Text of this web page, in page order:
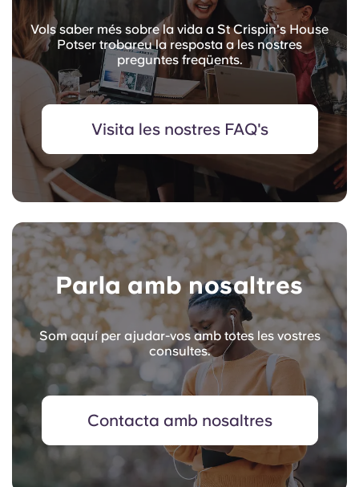
Vols saber més sobre la vida a St Crispin's House
Potser trobareu la resposta a les nostres
preguntes freqüents.
Visita les nostres FAQ's
Parla amb nosaltres
Som aquí per ajudar-vos amb totes les vostres
consultes.
Contacta amb nosaltres